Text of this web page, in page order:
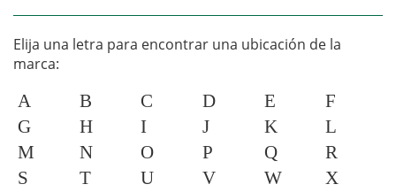
Elija una letra para encontrar una ubicación de la
marca:
A B C D E
F
G
H I J K
L
M
N O P Q
R
S
T U V W
X